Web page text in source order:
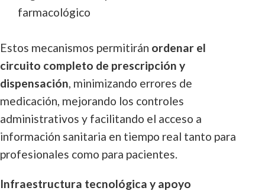
farmacológico
Estos mecanismos permitirán ordenar el
circuito completo de prescripción y
dispensación, minimizando errores de
medicación, mejorando los controles
administrativos y facilitando el acceso a
información sanitaria en tiempo real tanto para
profesionales como para pacientes.
Infraestructura tecnológica y apoyo